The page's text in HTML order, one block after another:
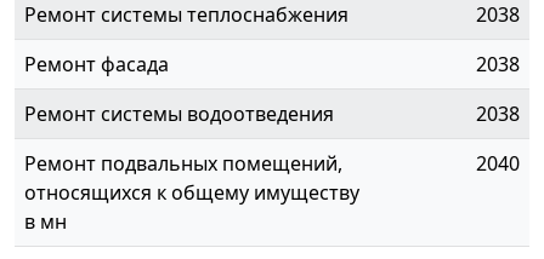
Ремонт системы теплоснабжения
2038
Ремонт фасада
2038
Ремонт системы водоотведения
2038
Ремонт подвальных помещений,
относящихся к общему имуществу
в мн
2040